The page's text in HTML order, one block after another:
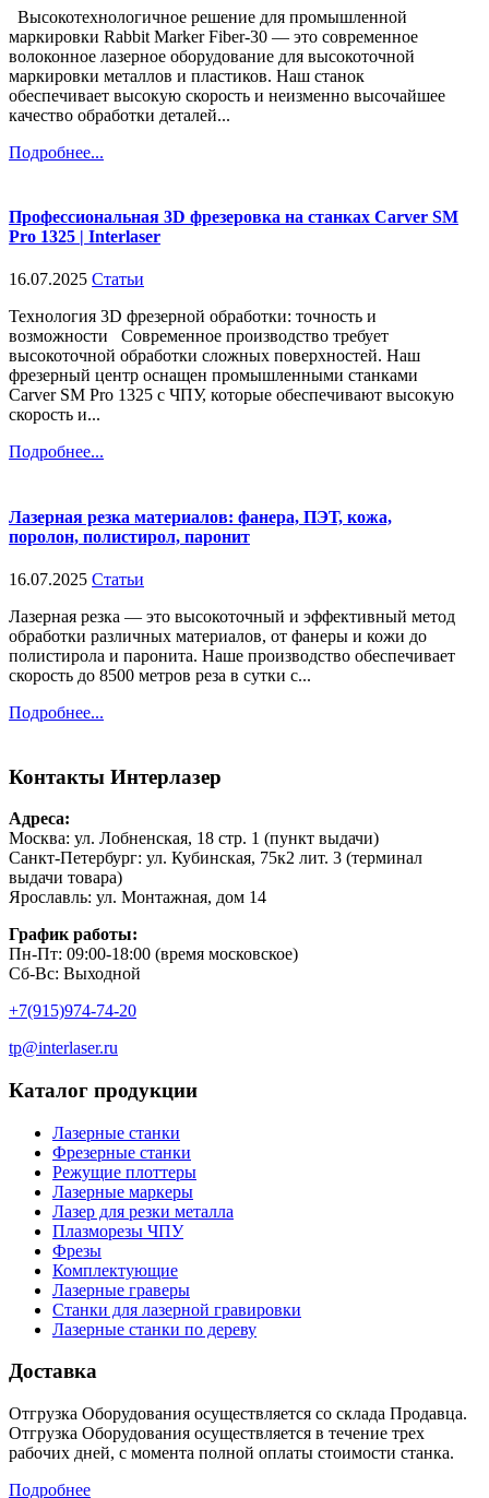
Высокотехнологичное решение для промышленной
маркировки Rabbit Marker Fiber-30 — это современное
волоконное лазерное оборудование для высокоточной
маркировки металлов и пластиков. Наш станок
обеспечивает высокую скорость и неизменно высочайшее
качество обработки деталей...
Подробнее...
Профессиональная 3D фрезеровка на станках Carver SM
Pro 1325 | Interlaser
16.07.2025 Статьи
Технология 3D фрезерной обработки: точность и
возможности Современное производство требует
высокоточной обработки сложных поверхностей. Наш
фрезерный центр оснащен промышленными станками
Carver SM Pro 1325 с ЧПУ, которые обеспечивают высокую
скорость и...
Подробнее...
Лазерная резка материалов: фанера, ПЭТ, кожа,
поролон, полистирол, паронит
16.07.2025 Статьи
Лазерная резка — это высокоточный и эффективный метод
обработки различных материалов, от фанеры и кожи до
полистирола и паронита. Наше производство обеспечивает
скорость до 8500 метров реза в сутки с...
Подробнее...
Контакты Интерлазер
Адреса:
Москва: ул. Лобненская, 18 стр. 1 (пункт выдачи)
Санкт-Петербург: ул. Кубинская, 75к2 лит. 3 (терминал
выдачи товара)
Ярославль: ул. Монтажная, дом 14
График работы:
Пн-Пт: 09:00-18:00 (время московское)
Сб-Вс: Выходной
+7(915)974-74-20
tp@interlaser.ru
Каталог продукции
Лазерные станки
Фрезерные станки
Режущие плоттеры
Лазерные маркеры
Лазер для резки металла
Плазморезы ЧПУ
Фрезы
Комплектующие
Лазерные граверы
Станки для лазерной гравировки
Лазерные станки по дереву
Доставка
Отгрузка Оборудования осуществляется со склада Продавца.
Отгрузка Оборудования осуществляется в течение трех
рабочих дней, с момента полной оплаты стоимости станка.
Подробнее